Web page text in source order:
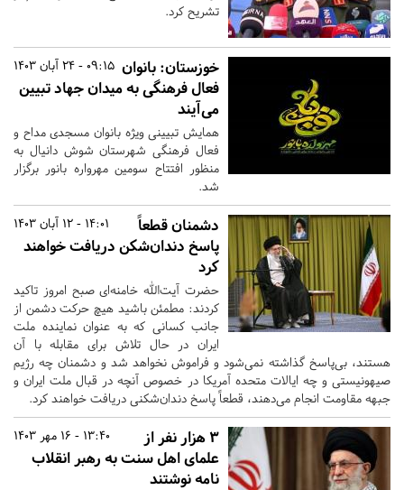
تشریح کرد.
09:15 - 24 آبان 1403 خوزستان: بانوان
فعال فرهنگی به میدان جهاد تبیین
می‌آیند
همایش تبیینی ویژه بانوان مسجدی مداح و
فعال فرهنگی شهرستان شوش دانیال به
منظور افتتاح سومین مهرواره بانور برگزار
شد.
14:01 - 12 آبان 1403
دشمنان قطعاً
پاسخ دندان‌شکن دریافت خواهند
کرد
حضرت آیت‌الله خامنه‌ای صبح امروز تاکید
کردند: مطمئن باشید هیچ حرکت دشمن از
جانب کسانی که به عنوان نماینده ملت
ایران در حال تلاش برای مقابله با آن
هستند، بی‌پاسخ گذاشته نمی‌شود و فراموش نخواهد شد و دشمنان چه رژیم
صیهونیستی و چه ایالات متحده آمریکا در خصوص آنچه در قبال ملت ایران و
جبهه مقاومت انجام می‌دهند، قطعاً پاسخ دندان‌شکنی دریافت خواهند کرد.
13:40 - 16 مهر 1403
۳ هزار نفر از
علمای اهل سنت به رهبر انقلاب
نامه نوشتند